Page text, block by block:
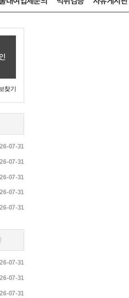
찾기
07-31
07-31
07-31
07-31
07-31
07-31
07-31
07-31